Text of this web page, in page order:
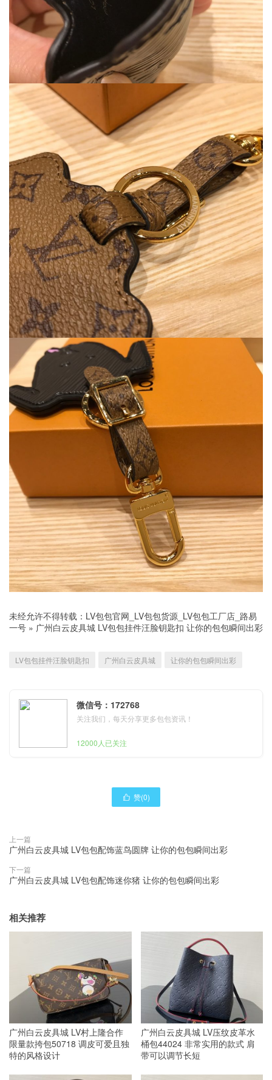
未经允许不得转载： LV包包官网_LV包包货源_LV包包工厂店_路易
一号 » 广州白云皮具城 LV包包挂件汪脸钥匙扣 让你的包包瞬间出彩
LV包包挂件汪脸钥匙扣 广州白云皮具城 让你的包包瞬间出彩
微信号：172768
关注我们，每天分享更多包包资讯！
12000人已关注
 赞(0)
上一篇
广州白云皮具城 LV包包配饰蓝鸟圆牌 让你的包包瞬间出彩
下一篇
广州白云皮具城 LV包包配饰迷你猪 让你的包包瞬间出彩
相关推荐
广州白云皮具城 LV村上隆合作
限量款挎包50718 调皮可爱且独
特的风格设计
广州白云皮具城 LV压纹皮革水
桶包44024 非常实用的款式 肩
带可以调节长短